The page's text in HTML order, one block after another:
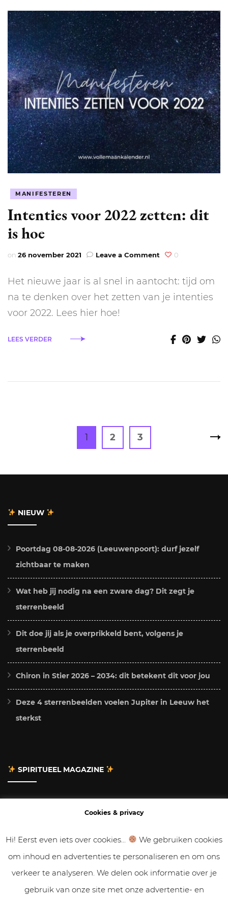
MANIFESTEREN
Intenties voor 2022 zetten: dit
is hoe
on 26 november 2021 Leave a Comment on
2022
zetten:
0
Het nieuwe jaar is al snel in aantocht: tijd om
na te denken over het zetten van je intenties
voor 2022. Lees hier hoe!
LEES VERDER
paginering
Page
1 Page
2 Page
3
NIEUW
Poortdag 08-08-2026 (Leeuwenpoort): durf jezelf
zichtbaar te maken
Wat heb jij nodig na een zware dag? Dit zegt je
sterrenbeeld
Dit doe jij als je overprikkeld bent, volgens je
sterrenbeeld
Chiron in Stier 2026 – 2034: dit betekent dit voor jou
Deze 4 sterrenbeelden voelen Jupiter in Leeuw het
sterkst
SPIRITUEEL MAGAZINE
Gastbloggen
Samenwerken
Cookies & privacy
Hi! Eerst even iets over cookies...
We gebruiken cookies
om inhoud en advertenties te personaliseren en om ons
verkeer te analyseren. We delen ook informatie over je
gebruik van onze site met onze advertentie- en